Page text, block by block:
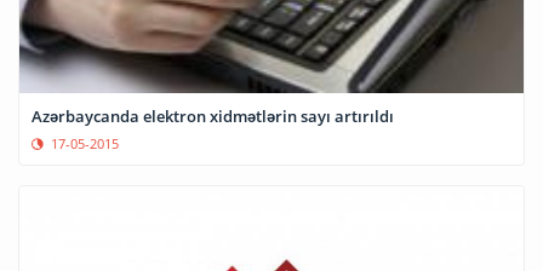
Azərbaycanda elektron xidmətlərin sayı artırıldı
17-05-2015